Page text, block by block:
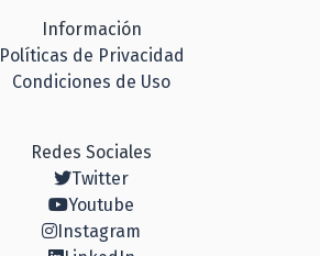
Información
Políticas de Privacidad
Condiciones de Uso
Redes Sociales
Twitter
Youtube
Instagram